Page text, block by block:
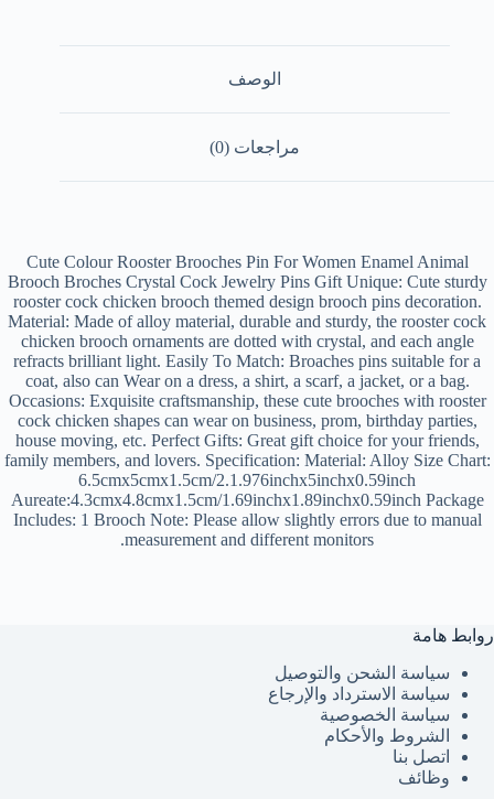
الوصف
مراجعات (0)
Cute Colour Rooster Brooches Pin For Women Enamel Animal
Brooch Broches Crystal Cock Jewelry Pins Gift Unique: Cute sturdy
rooster cock chicken brooch themed design brooch pins decoration.
Material: Made of alloy material, durable and sturdy, the rooster cock
chicken brooch ornaments are dotted with crystal, and each angle
refracts brilliant light. Easily To Match: Broaches pins suitable for a
coat, also can Wear on a dress, a shirt, a scarf, a jacket, or a bag.
Occasions: Exquisite craftsmanship, these cute brooches with rooster
cock chicken shapes can wear on business, prom, birthday parties,
house moving, etc. Perfect Gifts: Great gift choice for your friends,
family members, and lovers. Specification: Material: Alloy Size Chart:
6.5cmx5cmx1.5cm/2.1.976inchx5inchx0.59inch
Aureate:4.3cmx4.8cmx1.5cm/1.69inchx1.89inchx0.59inch Package
Includes: 1 Brooch Note: Please allow slightly errors due to manual
measurement and different monitors.
روابط هامة
سياسة الشحن والتوصيل
سياسة الاسترداد والإرجاع
سياسة الخصوصية
الشروط والأحكام
اتصل بنا
وظائف